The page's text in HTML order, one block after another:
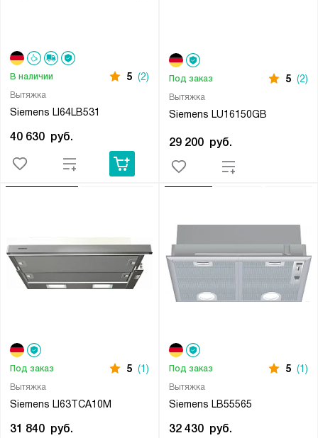
Вытяжка
Siemens LI64LB531
В наличии 5 (2)
40 630 руб.
Вытяжка
Siemens LU16150GB
Под заказ 5 (2)
29 200 руб.
Вытяжка
Siemens LI63TCA10M
Под заказ 5 (1)
31 840 руб.
Вытяжка
Siemens LB55565
Под заказ 5 (1)
32 430 руб.